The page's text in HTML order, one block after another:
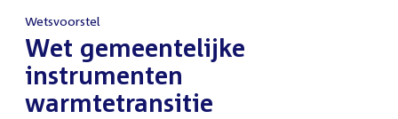
Wetsvoorstel
:Wet gemeentelijke
instrumenten
warmtetransitie